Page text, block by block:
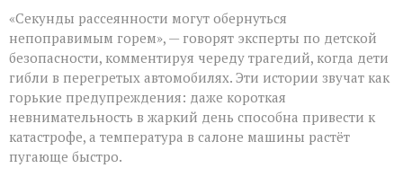
не
прощает
невнимательности:
трагедии
в
раскалённых
машинах»
«Секунды рассеянности могут обернуться
непоправимым горем», — говорят эксперты по детской
безопасности, комментируя череду трагедий, когда дети
гибли в перегретых автомобилях. Эти истории звучат как
горькие предупреждения: даже короткая
невнимательность в жаркий день способна привести к
катастрофе, а температура в салоне машины растёт
пугающе быстро.